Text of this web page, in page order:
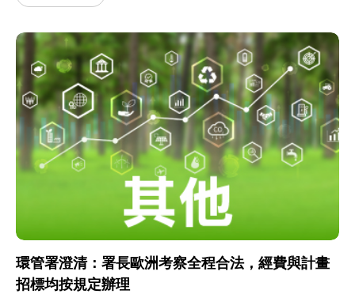
環管署澄清：署長歐洲考察全程合法，經費與計畫
招標均按規定辦理